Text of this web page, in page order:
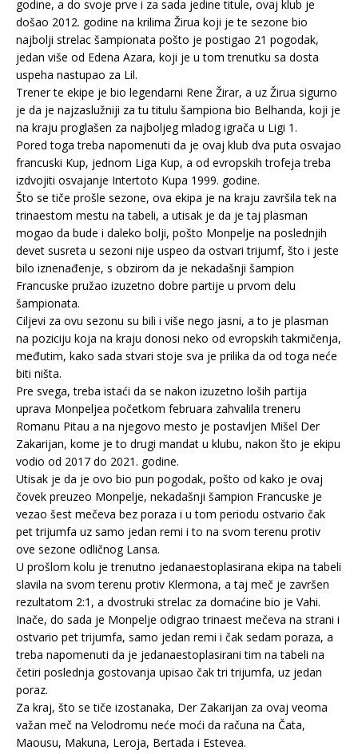
godine, a do svoje prve i za sada jedine titule, ovaj klub je
došao 2012. godine na krilima Žirua koji je te sezone bio
najbolji strelac šampionata pošto je postigao 21 pogodak,
jedan više od Edena Azara, koji je u tom trenutku sa dosta
uspeha nastupao za Lil.
Trener te ekipe je bio legendarni Rene Žirar, a uz Žirua sigurno
je da je najzaslužniji za tu titulu šampiona bio Belhanda, koji je
na kraju proglašen za najboljeg mladog igrača u Ligi 1.
Pored toga treba napomenuti da je ovaj klub dva puta osvajao
francuski Kup, jednom Liga Kup, a od evropskih trofeja treba
izdvojiti osvajanje Intertoto Kupa 1999. godine.
Što se tiče prošle sezone, ova ekipa je na kraju završila tek na
trinaestom mestu na tabeli, a utisak je da je taj plasman
mogao da bude i daleko bolji, pošto Monpelje na poslednjih
devet susreta u sezoni nije uspeo da ostvari trijumf, što i jeste
bilo iznenađenje, s obzirom da je nekadašnji šampion
Francuske pružao izuzetno dobre partije u prvom delu
šampionata.
Ciljevi za ovu sezonu su bili i više nego jasni, a to je plasman
na poziciju koja na kraju donosi neko od evropskih takmičenja,
međutim, kako sada stvari stoje sva je prilika da od toga neće
biti ništa.
Pre svega, treba istaći da se nakon izuzetno loših partija
uprava Monpeljea početkom februara zahvalila treneru
Romanu Pitau a na njegovo mesto je postavljen Mišel Der
Zakarijan, kome je to drugi mandat u klubu, nakon što je ekipu
vodio od 2017 do 2021. godine.
Utisak je da je ovo bio pun pogodak, pošto od kako je ovaj
čovek preuzeo Monpelje, nekadašnji šampion Francuske je
vezao šest mečeva bez poraza i u tom periodu ostvario čak
pet trijumfa uz samo jedan remi i to na svom terenu protiv
ove sezone odličnog Lansa.
U prošlom kolu je trenutno jedanaestoplasirana ekipa na tabeli
slavila na svom terenu protiv Klermona, a taj meč je završen
rezultatom 2:1, a dvostruki strelac za domaćine bio je Vahi.
Inače, do sada je Monpelje odigrao trinaest mečeva na strani i
ostvario pet trijumfa, samo jedan remi i čak sedam poraza, a
treba napomenuti da je jedanaestoplasirani tim na tabeli na
četiri poslednja gostovanja upisao čak tri trijumfa, uz jedan
poraz.
Za kraj, što se tiče izostanaka, Der Zakarijan za ovaj veoma
važan meč na Velodromu neće moći da računa na Čata,
Maousu, Makuna, Leroja, Bertada i Estevea.